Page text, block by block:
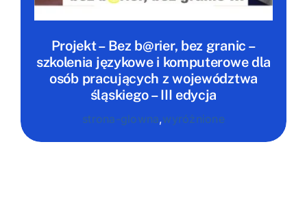
Projekt – Bez b@rier, bez granic –
szkolenia językowe i komputerowe dla
osób pracujących z województwa
śląskiego – III edycja
strona-glowna,wyróżnione